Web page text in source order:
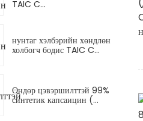
TAIC C...
нунтаг хэлбэрийн хөндлөн
холбогч бодис TAIC C...
Өндөр цэвэршилттэй 99%
синтетик капсаицин (...